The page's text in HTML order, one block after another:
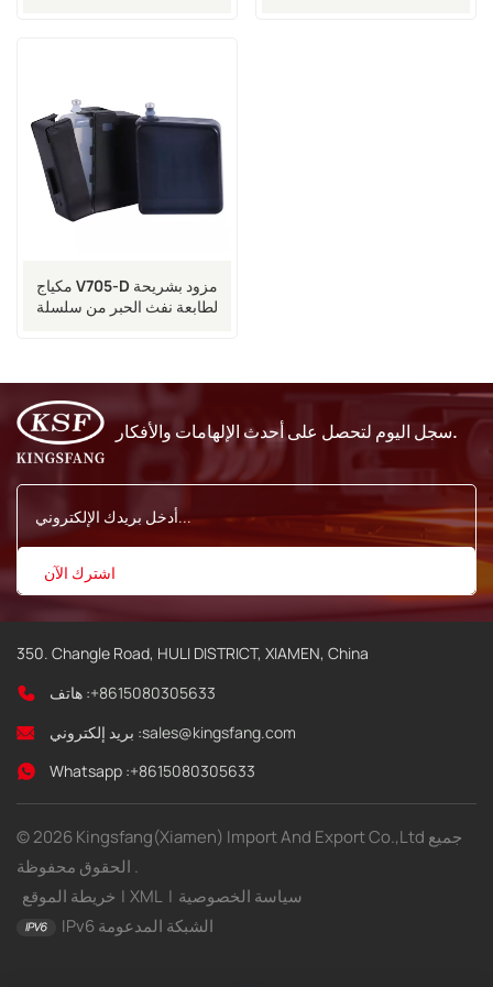
مكياج V705-D مزود بشريحة
لطابعة نفث الحبر من سلسلة
سجل اليوم لتحصل على أحدث الإلهامات والأفكار.
350. Changle Road, HULI DISTRICT, XIAMEN, China
هاتف :+8615080305633
بريد إلكتروني :sales@kingsfang.com
Whatsapp :+8615080305633
© 2026 Kingsfang(Xiamen) Import And Export Co.,Ltd جميع
الحقوق محفوظة .
خريطة الموقع | XML | سياسة الخصوصية
IPv6 الشبكة المدعومة